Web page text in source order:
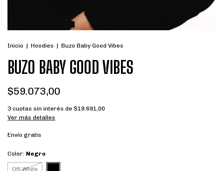
Inicio | Hoodies | Buzo Baby Good Vibes
BUZO BABY GOOD VIBES
$59.073,00
3 cuotas sin interés de $19.691,00
Ver más detalles
Envío gratis
Color: Negro
Off White